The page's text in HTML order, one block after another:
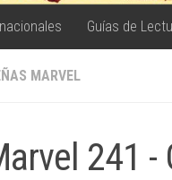
Guías de
MARVEL
241 -